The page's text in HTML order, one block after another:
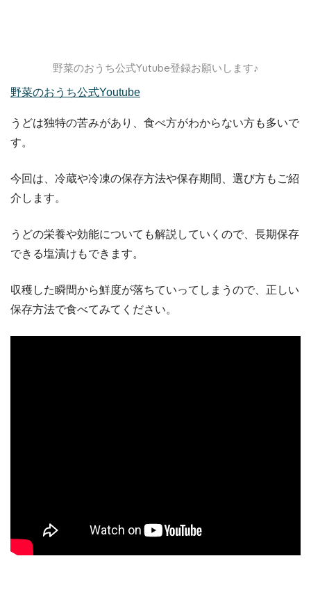
野菜のおうち公式Yutube登録お願いします♪
野菜のおうち公式Youtube
うどは独特の苦みがあり、食べ方がわからない方も多いで
す。
今回は、冷蔵や冷凍の保存方法や保存期間、選び方もご紹
介します。
うどの栄養や効能についても解説していくので、長期保存
できる塩漬けもできます。
収穫した瞬間から鮮度が落ちていってしまうので、正しい
保存方法で食べてみてください。